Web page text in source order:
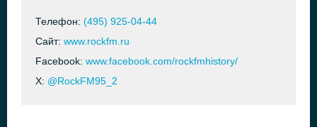
Телефон: (495) 925-04-44
Сайт: www.rockfm.ru
Facebook: www.facebook.com/rockfmhistory/
X: @RockFM95_2